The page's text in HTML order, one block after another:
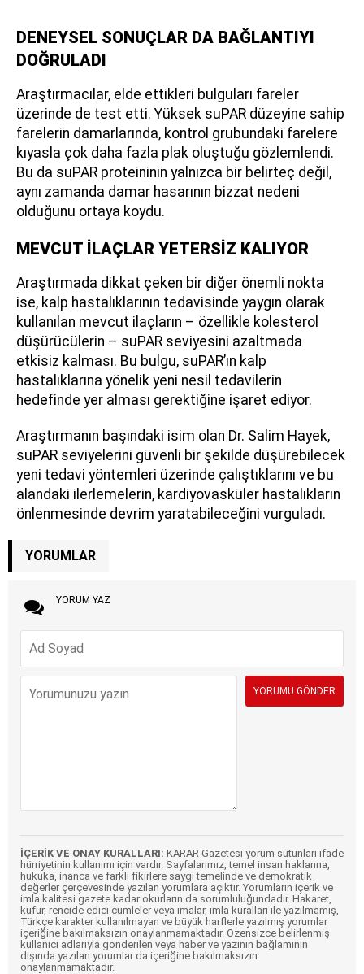
DENEYSEL SONUÇLAR DA BAĞLANTIYI
DOĞRULADI
Araştırmacılar, elde ettikleri bulguları fareler
üzerinde de test etti. Yüksek suPAR düzeyine sahip
farelerin damarlarında, kontrol grubundaki farelere
kıyasla çok daha fazla plak oluştuğu gözlemlendi.
Bu da suPAR proteininin yalnızca bir belirteç değil,
aynı zamanda damar hasarının bizzat nedeni
olduğunu ortaya koydu.
MEVCUT İLAÇLAR YETERSİZ KALIYOR
Araştırmada dikkat çeken bir diğer önemli nokta
ise, kalp hastalıklarının tedavisinde yaygın olarak
kullanılan mevcut ilaçların – özellikle kolesterol
düşürücülerin – suPAR seviyesini azaltmada
etkisiz kalması. Bu bulgu, suPAR’ın kalp
hastalıklarına yönelik yeni nesil tedavilerin
hedefinde yer alması gerektiğine işaret ediyor.
Araştırmanın başındaki isim olan Dr. Salim Hayek,
suPAR seviyelerini güvenli bir şekilde düşürebilecek
yeni tedavi yöntemleri üzerinde çalıştıklarını ve bu
alandaki ilerlemelerin, kardiyovasküler hastalıkların
önlenmesinde devrim yaratabileceğini vurguladı.
YORUMLAR
YORUM YAZ
İÇERİK VE ONAY KURALLARI: KARAR Gazetesi yorum sütunları ifade
hürriyetinin kullanımı için vardır. Sayfalarımız, temel insan haklarına,
hukuka, inanca ve farklı fikirlere saygı temelinde ve demokratik
değerler çerçevesinde yazılan yorumlara açıktır. Yorumların içerik ve
imla kalitesi gazete kadar okurların da sorumluluğundadır. Hakaret,
küfür, rencide edici cümleler veya imalar, imla kuralları ile yazılmamış,
Türkçe karakter kullanılmayan ve büyük harflerle yazılmış yorumlar
içeriğine bakılmaksızın onaylanmamaktadır. Özensizce belirlenmiş
kullanıcı adlarıyla gönderilen veya haber ve yazının bağlamının
dışında yazılan yorumlar da içeriğine bakılmaksızın
onaylanmamaktadır.